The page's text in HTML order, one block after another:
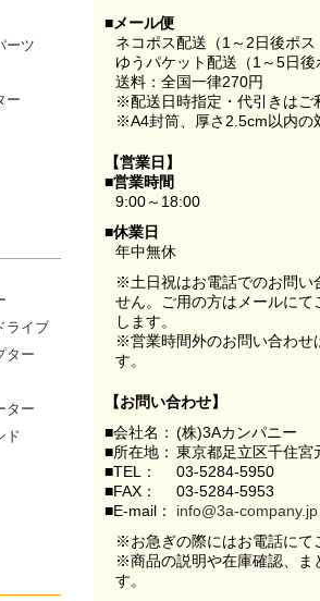
■メール便
ネコポス配送（1～2日後ポ
ゆうパケット配送（1～5日
送料：全国一律270円
※配送日時指定・代引きはご
※A4封筒、厚さ2.5cm以内の
【営業日】
■営業時間
9:00～18:00
■休業日
年中無休
※土日祝はお電話でのお問い
せん。ご用の方はメールに
します。
※営業時間外のお問い合わせ
す。
【お問い合わせ】
■会社名： (株)3Aカンパニー
■所在地： 東京都足立区千住
■TEL：
03-5284-5950
■FAX：
03-5284-5953
■E-mail：
info@3a-company.jp
※お急ぎの際にはお電話にて
※商品の説明や在庫確認、ま
す。
ーツ
ー
ライブ
ター
ター
ド